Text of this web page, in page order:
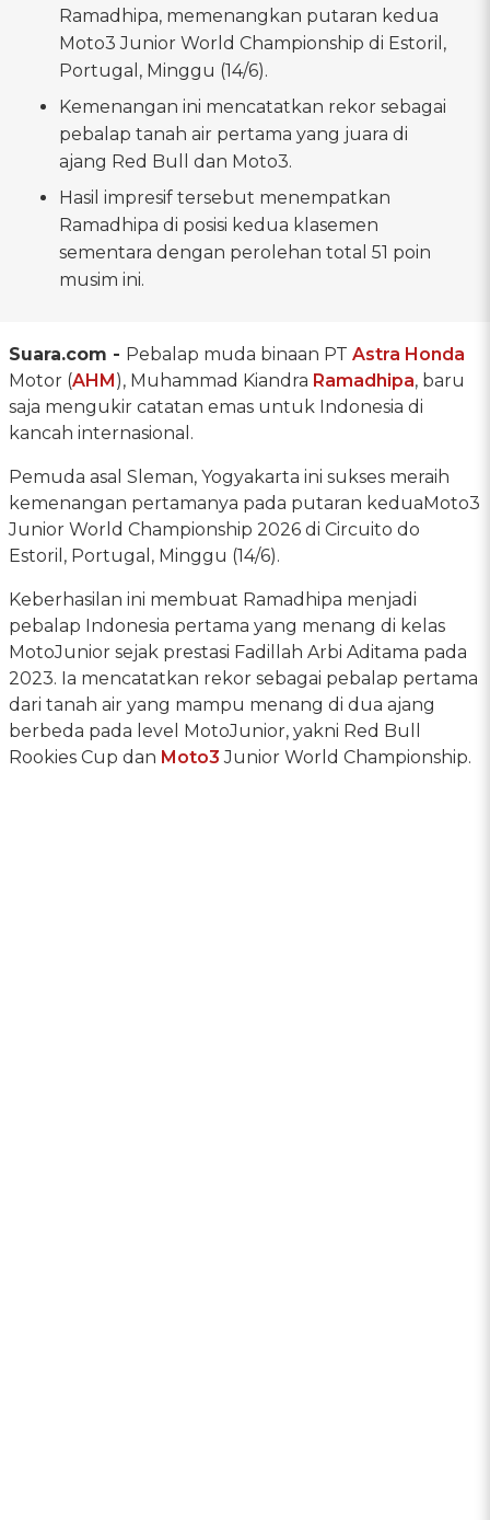
Ramadhipa, memenangkan putaran kedua
Moto3 Junior World Championship di Estoril,
Portugal, Minggu (14/6).
Kemenangan ini mencatatkan rekor sebagai
pebalap tanah air pertama yang juara di
ajang Red Bull dan Moto3.
Hasil impresif tersebut menempatkan
Ramadhipa di posisi kedua klasemen
sementara dengan perolehan total 51 poin
musim ini.
Suara.com - Pebalap muda binaan PT Astra Honda
Motor (AHM), Muhammad Kiandra Ramadhipa, baru
saja mengukir catatan emas untuk Indonesia di
kancah internasional.
Pemuda asal Sleman, Yogyakarta ini sukses meraih
kemenangan pertamanya pada putaran keduaMoto3
Junior World Championship 2026 di Circuito do
Estoril, Portugal, Minggu (14/6).
Keberhasilan ini membuat Ramadhipa menjadi
pebalap Indonesia pertama yang menang di kelas
MotoJunior sejak prestasi Fadillah Arbi Aditama pada
2023. Ia mencatatkan rekor sebagai pebalap pertama
dari tanah air yang mampu menang di dua ajang
berbeda pada level MotoJunior, yakni Red Bull
Rookies Cup dan Moto3 Junior World Championship.